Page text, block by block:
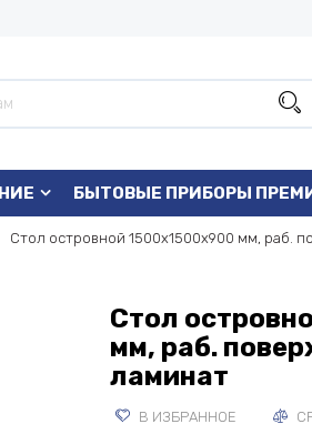
БЫТОВЫЕ ПРИБОРЫ
Стол островной 1500х1500х900 мм, раб.
Стол
мм, раб.
ламинат
В ИЗБРАННОЕ